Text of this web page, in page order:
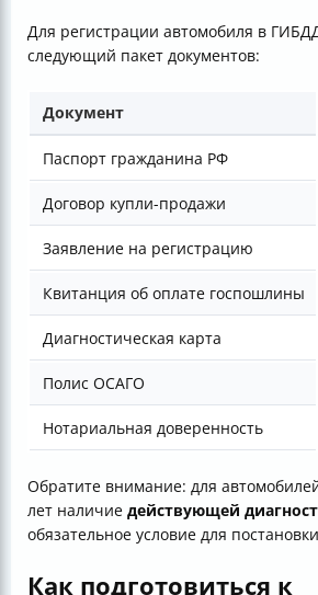
Для регистрации автомобиля в
следующий пакет документов:
Документ
Паспорт гражданина РФ
Договор купли-продажи
Заявление на регистрацию
Квитанция об оплате госпошлины
Диагностическая карта
Полис ОСАГО
Нотариальная доверенность
Обратите внимание: для
лет наличие действующей
обязательное условие для
Как подготовиться к